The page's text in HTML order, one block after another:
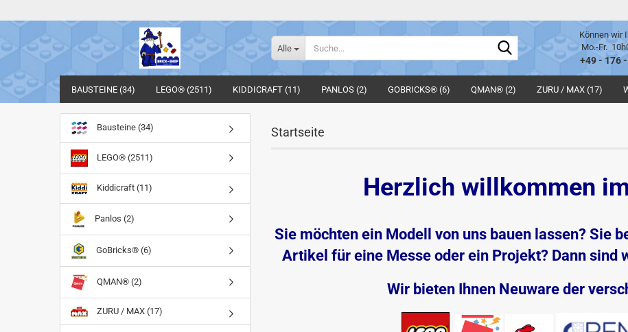
Alle
Können wir
Mo.-Fr.
+49 - 176
BAUSTEINE (34) LEGO® (2511) KIDDICRAFT (11) PANLOS (2) GOBRICKS® (6) QMAN® (2) ZURU / MAX (17)
Startseite
Herzlich willkommen
Sie möchten ein Modell von uns bauen lassen? Sie
Artikel für eine Messe oder ein Projekt? Dann sind
Wir bieten Ihnen Neuware der
Bausteine (34)
LEGO® (2511)
Kiddicraft (11)
Panlos (2)
GoBricks® (6)
QMAN® (2)
ZURU / MAX (17)